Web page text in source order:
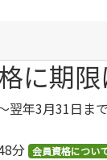
に期
翌年3月31日ま
分 会員資格につい